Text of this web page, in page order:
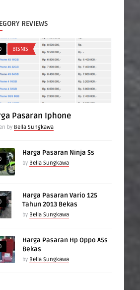
REVIEWS
BISNIS
Pasaran Iphone
by Bella Sungkawa
Harga Pasaran Ninja Ss
by Bella Sungkawa
Harga Pasaran Vario 125
Tahun 2013 Bekas
by Bella Sungkawa
Harga Pasaran Hp Oppo A5s
Bekas
by Bella Sungkawa